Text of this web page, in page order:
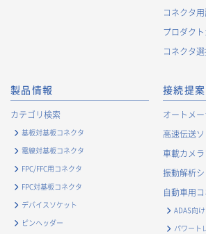
コネクタ
プロダク
コネクタ
製品情報
カテゴリ検索
基板対基板コネクタ
電線対基板コネクタ
FPC/FFC用コネクタ
FPC対基板コネクタ
デバイスソケット
ピンヘッダー
接続提案
オートメ
高速伝送
車載カメ
振動解析
自動車用
ADAS向け
パワート